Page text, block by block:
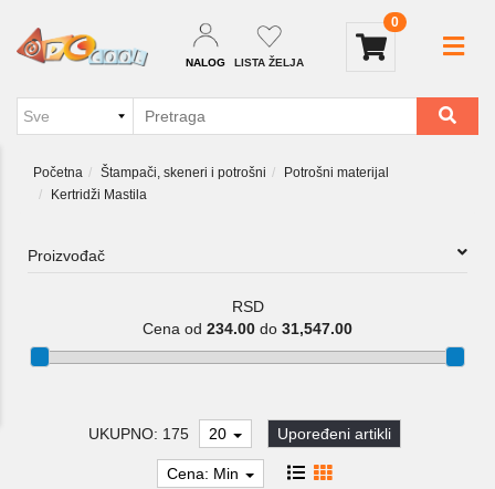
NALOG LISTA ŽELJA
0
Početna Štampači, skeneri i potrošni
Potrošni materijal
Kertridži Mastila
Proizvođač
RSD
Cena od 234.00 do 31,547.00
UKUPNO: 175 20 Upoređeni artikli
Cena: Min